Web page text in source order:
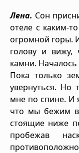
Лена. Сон
отеле с каким-
огромной горы.
голову и
камни.
Пока только
увернуться. Но
мне по спине. И
что мы бежим
стоящие ниже
пробежав